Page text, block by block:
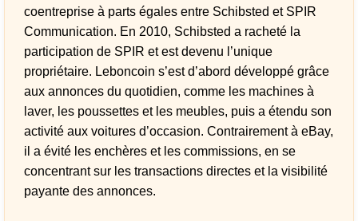
coentreprise à parts égales entre Schibsted et SPIR
Communication. En 2010, Schibsted a racheté la
participation de SPIR et est devenu l’unique
propriétaire. Leboncoin s’est d’abord développé grâce
aux annonces du quotidien, comme les machines à
laver, les poussettes et les meubles, puis a étendu son
activité aux voitures d’occasion. Contrairement à eBay,
il a évité les enchères et les commissions, en se
concentrant sur les transactions directes et la visibilité
payante des annonces.